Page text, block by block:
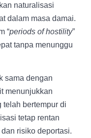
naturalisasi
dalam masa damai.
“periods of hostility”
tanpa menunggu
sama dengan
menunjukkan
telah bertempur di
tetap rentan
risiko deportasi.